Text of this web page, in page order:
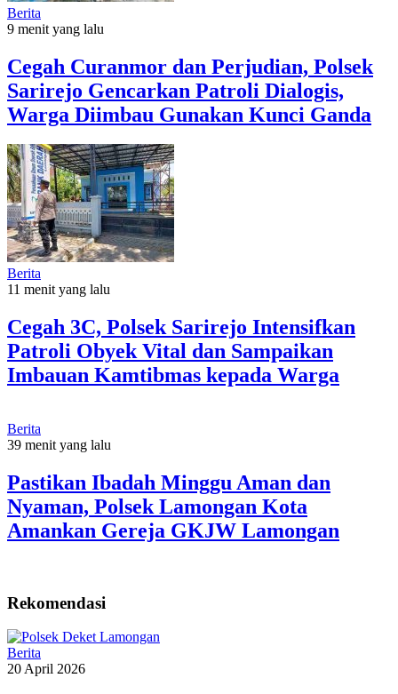
Berita
9 menit yang lalu
Cegah Curanmor dan Perjudian, Polsek
Sarirejo Gencarkan Patroli Dialogis,
Warga Diimbau Gunakan Kunci Ganda
Berita
11 menit yang lalu
Cegah 3C, Polsek Sarirejo Intensifkan
Patroli Obyek Vital dan Sampaikan
Imbauan Kamtibmas kepada Warga
Berita
39 menit yang lalu
Pastikan Ibadah Minggu Aman dan
Nyaman, Polsek Lamongan Kota
Amankan Gereja GKJW Lamongan
Rekomendasi
Berita
20 April 2026